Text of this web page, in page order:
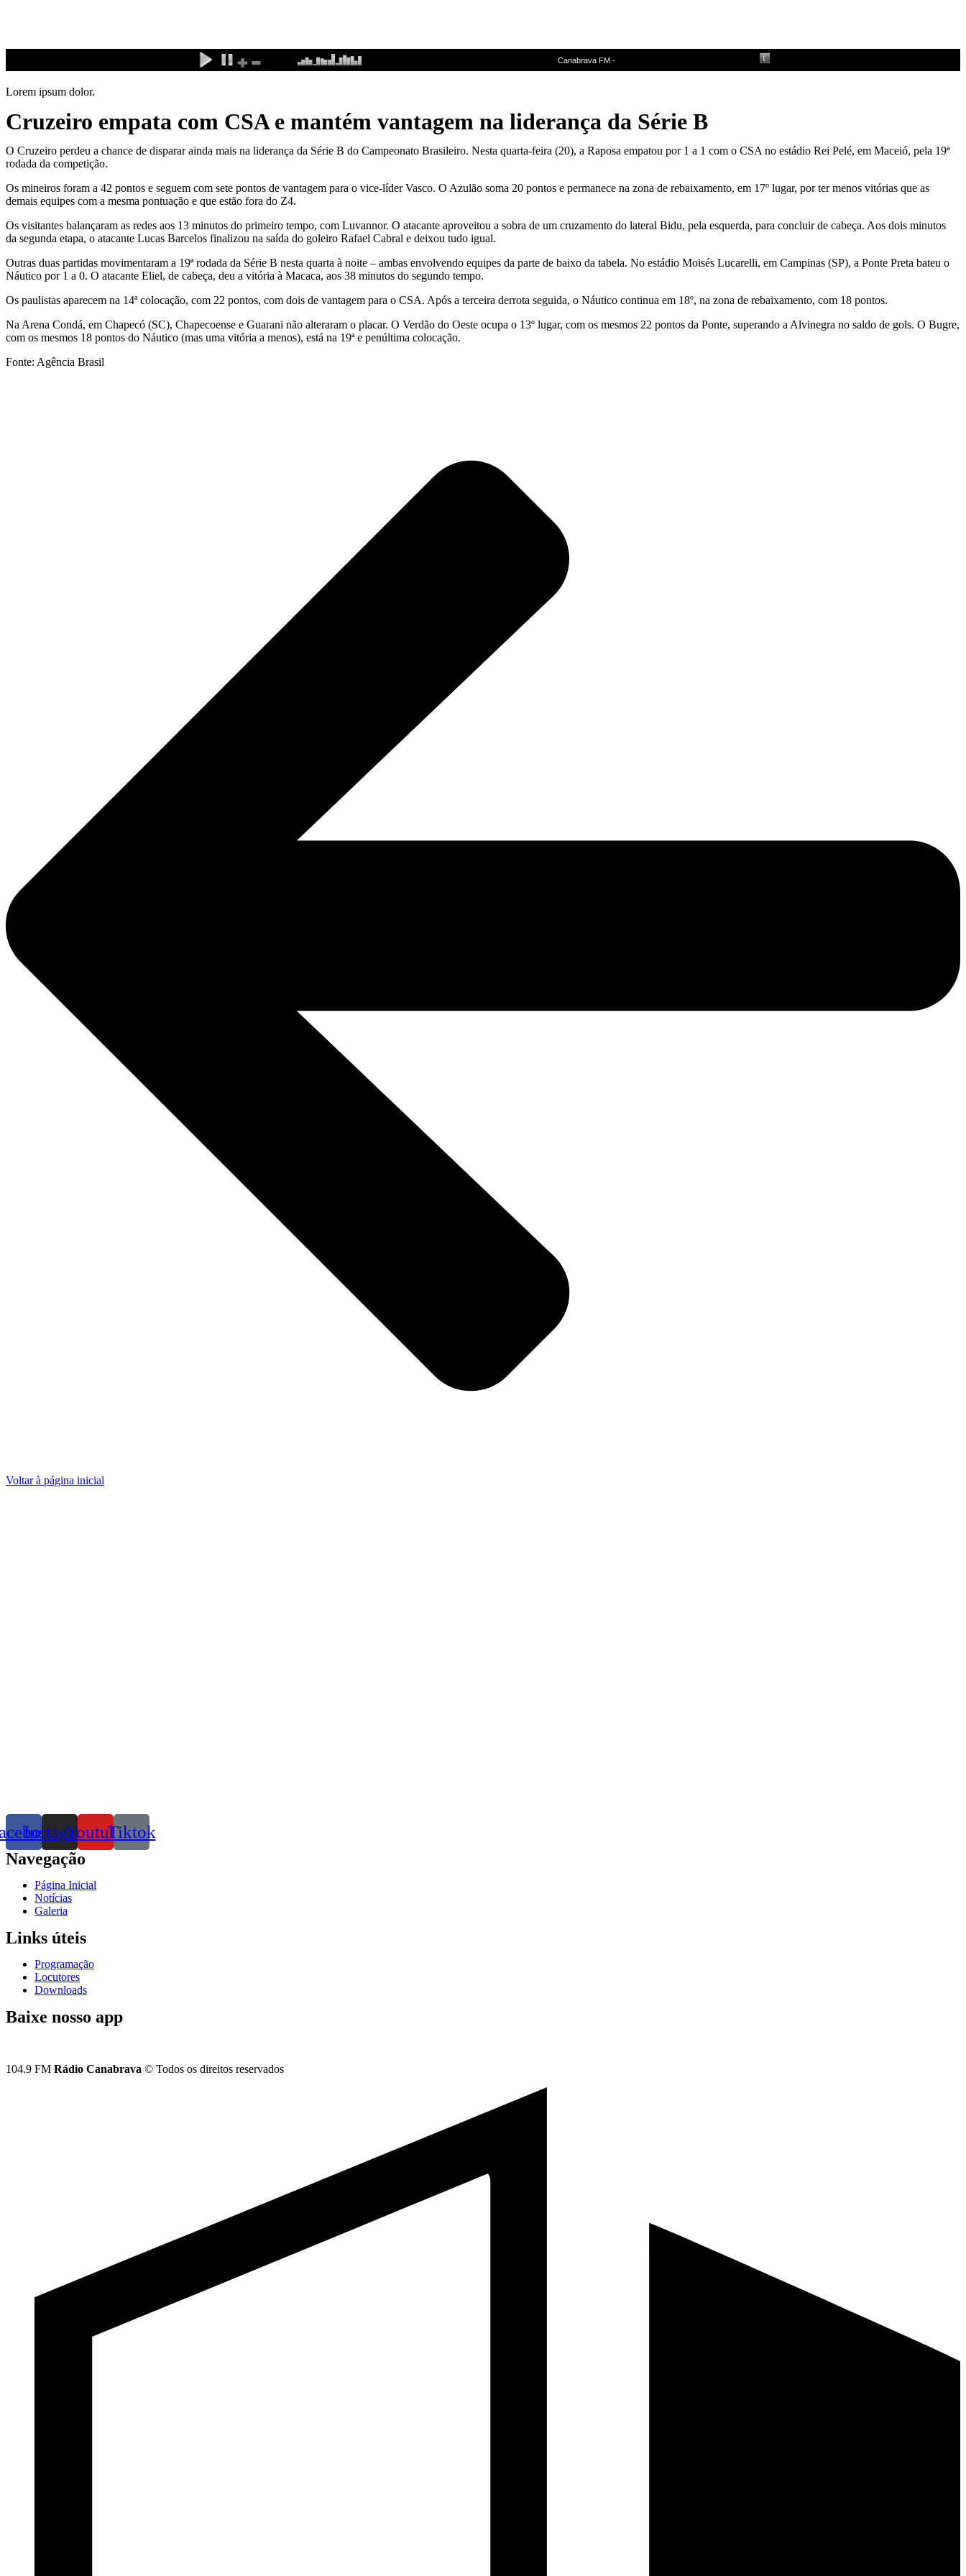
conteúdo
Lorem ipsum dolor.
Cruzeiro empata com CSA e mantém vantagem na liderança da Série B
O Cruzeiro perdeu a chance de disparar ainda mais na liderança da Série B do Campeonato Brasileiro. Nesta quarta-feira (20), a Raposa empatou por 1 a 1 com o CSA no estádio Rei Pelé, em Maceió, pela 19ª
rodada da competição.
Os mineiros foram a 42 pontos e seguem com sete pontos de vantagem para o vice-líder Vasco. O Azulão soma 20 pontos e permanece na zona de rebaixamento, em 17º lugar, por ter menos vitórias que as
demais equipes com a mesma pontuação e que estão fora do Z4.
Os visitantes balançaram as redes aos 13 minutos do primeiro tempo, com Luvannor. O atacante aproveitou a sobra de um cruzamento do lateral Bidu, pela esquerda, para concluir de cabeça. Aos dois minutos
da segunda etapa, o atacante Lucas Barcelos finalizou na saída do goleiro Rafael Cabral e deixou tudo igual.
Outras duas partidas movimentaram a 19ª rodada da Série B nesta quarta à noite – ambas envolvendo equipes da parte de baixo da tabela. No estádio Moisés Lucarelli, em Campinas (SP), a Ponte Preta bateu o
Náutico por 1 a 0. O atacante Eliel, de cabeça, deu a vitória à Macaca, aos 38 minutos do segundo tempo.
Os paulistas aparecem na 14ª colocação, com 22 pontos, com dois de vantagem para o CSA. Após a terceira derrota seguida, o Náutico continua em 18º, na zona de rebaixamento, com 18 pontos.
Na Arena Condá, em Chapecó (SC), Chapecoense e Guarani não alteraram o placar. O Verdão do Oeste ocupa o 13º lugar, com os mesmos 22 pontos da Ponte, superando a Alvinegra no saldo de gols. O Bugre,
com os mesmos 18 pontos do Náutico (mas uma vitória a menos), está na 19ª e penúltima colocação.
Fonte: Agência Brasil
Voltar à página inicial
InstagramYoutubeTiktok
Navegação
Página Inicial
Notícias
Galeria
Links úteis
Programação
Locutores
Downloads
Baixe nosso app
104.9 FM Rádio Canabrava © Todos os direitos reservados